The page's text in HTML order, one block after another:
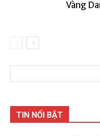
Vàng
TIN NỔI BẬT